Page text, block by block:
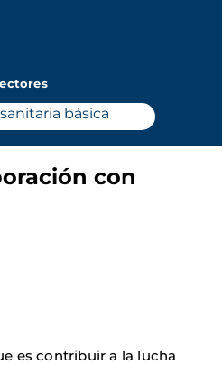
básica
con
es contribuir a la lucha